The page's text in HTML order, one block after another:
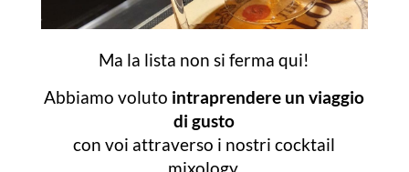
Ma la lista non si ferma qui!
Abbiamo voluto intraprendere un viaggio
di gusto
con voi attraverso i nostri cocktail